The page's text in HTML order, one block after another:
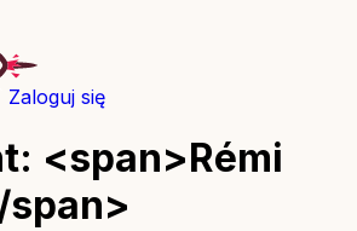
Zaloguj się
<span>Rémi